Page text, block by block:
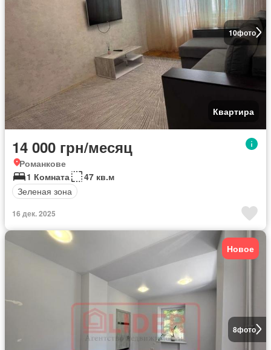
10фото
Квартира
14 000 грн/месяц
Романкове
1 Комната
47 кв.м
Зеленая зона
16 дек. 2025
8фото
Новое